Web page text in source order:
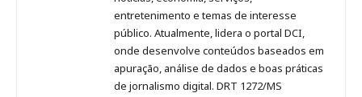
entretenimento e temas de interesse
público. Atualmente, lidera o portal DCI,
onde desenvolve conteúdos baseados em
apuração, análise de dados e boas práticas
de jornalismo digital. DRT 1272/MS